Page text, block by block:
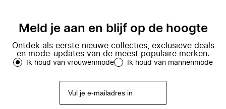
Meld je aan en blijf op de hoogte
Ontdek als eerste nieuwe collecties, exclusieve deals
en mode-updates van de meest populaire merken.
Ik houd van vrouwenmode Ik houd van mannenmode